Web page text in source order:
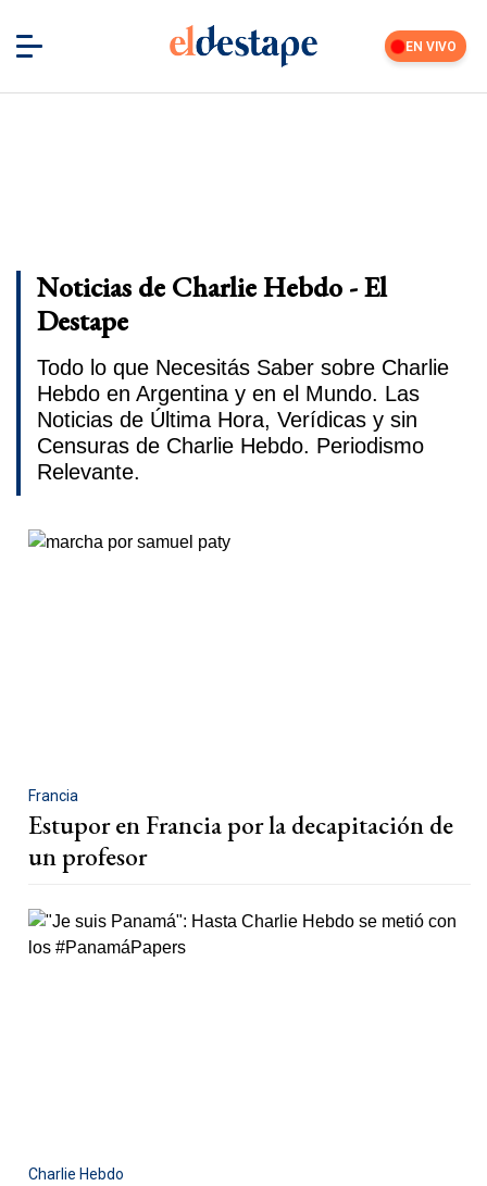
EN VIVO
Noticias de Charlie Hebdo - El
Destape
Todo lo que Necesitás Saber sobre Charlie
Hebdo en Argentina y en el Mundo. Las
Noticias de Última Hora, Verídicas y sin
Censuras de Charlie Hebdo. Periodismo
Relevante.
Francia
Estupor en Francia por la decapitación de
un profesor
Charlie Hebdo